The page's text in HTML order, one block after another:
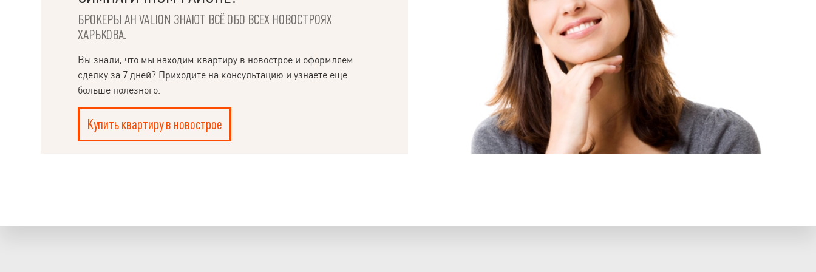
БРОКЕРЫ АН VALION ЗНАЮТ ВСЁ ОБО ВСЕХ НОВОСТРОЯХ
ХАРЬКОВА.
Вы знали, что мы находим квартиру в новострое и оформляем
сделку за 7 дней? Приходите на консультацию и узнаете ещё
больше полезного.
Купить квартиру в новострое